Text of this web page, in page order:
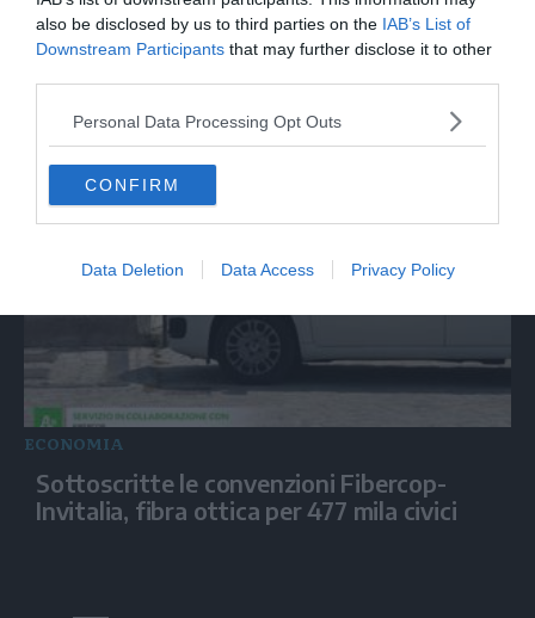
also be disclosed by us to third parties on the IAB’s List of
Downstream Participants that may further disclose it to other
Personal Data Processing Opt Outs
CONFIRM
Data Deletion Data Access Privacy Policy
Beppe Carletti: «Guccini è stato un
Nomade»
ECONOMIA
Sottoscritte le convenzioni Fibercop-
Invitalia, fibra ottica per 477 mila civici